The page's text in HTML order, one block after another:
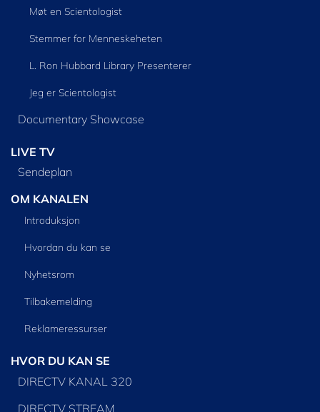
Møt en Scientologist
Stemmer for Menneskeheten
L. Ron Hubbard Library Presenterer
Jeg er Scientologist
Documentary Showcase
LIVE TV
Sendeplan
OM KANALEN
Introduksjon
Hvordan du kan se
Nyhetsrom
Tilbakemelding
Reklameressurser
HVOR DU KAN SE
DIRECTV KANAL 320
DIRECTV STREAM